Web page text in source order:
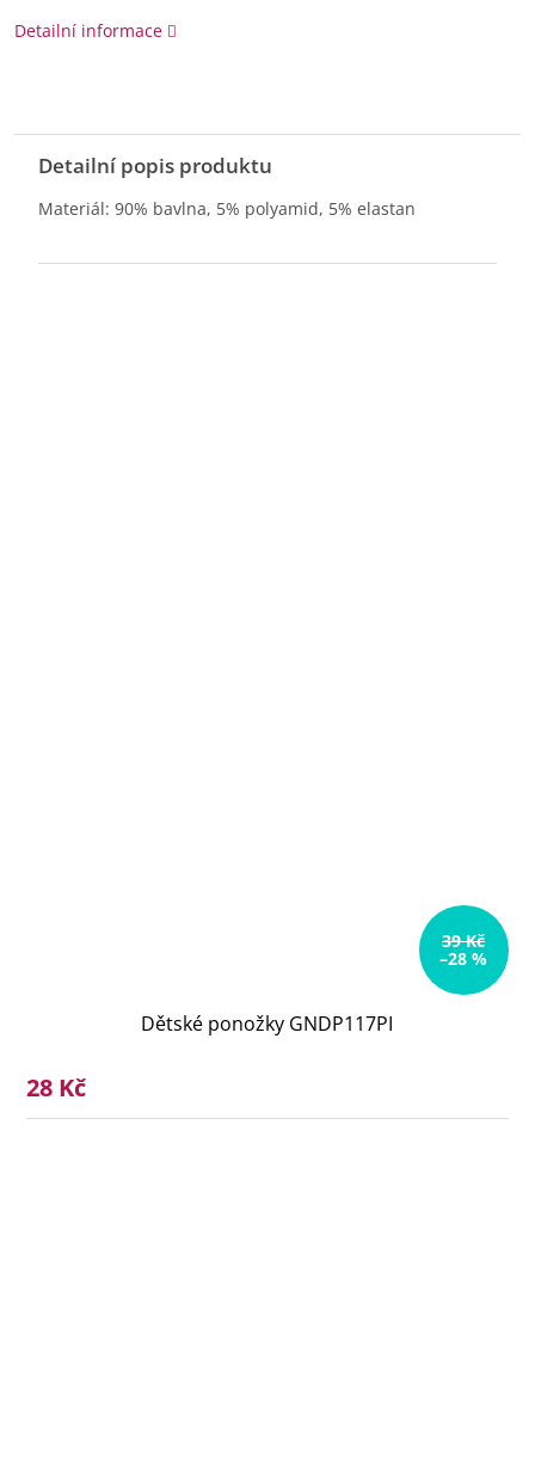
Detailní informace
Detailní popis produktu
Materiál: 90% bavlna, 5% polyamid, 5% elastan
39 Kč
–28 %
Dětské ponožky GNDP117PI
28 Kč